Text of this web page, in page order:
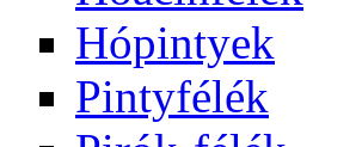
Hópintyek
Pintyfélék